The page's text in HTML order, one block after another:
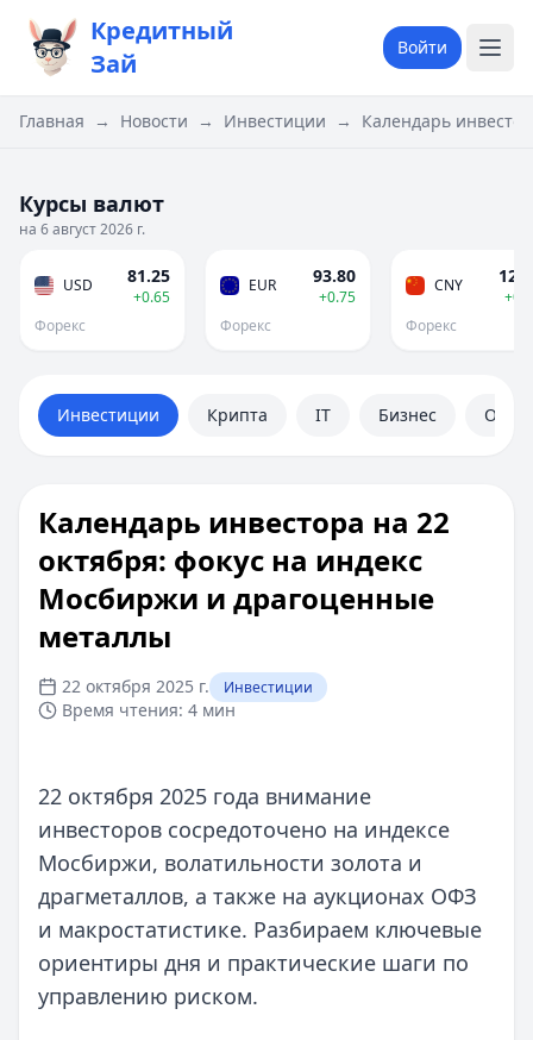
Кредитный
Зай
Войти
Главная → Новости → Инвестиции → Календарь
Курсы валют
на 6 август 2026 г.
USD 81.25
+0.65
Форекс
EUR 93.80
+0.75
Форекс
CNY
Форекс
Инвестиции Крипта IT Бизнес
Календарь инвестора на 22
октября: фокус на индекс
Мосбиржи и драгоценные
металлы
22 октября 2025 г. Инвестиции
Время чтения: 4 мин
22 октября 2025 года внимание
инвесторов сосредоточено на индексе
Мосбиржи, волатильности золота и
драгметаллов, а также на аукционах ОФЗ
и макростатистике. Разбираем ключевые
ориентиры дня и практические шаги по
управлению риском.